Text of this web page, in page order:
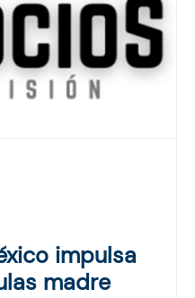
impulsa
madre